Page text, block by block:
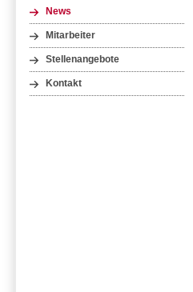
News
Mitarbeiter
Stellenangebote
Kontakt